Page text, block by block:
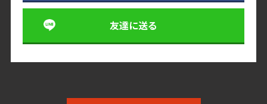
友達に送る